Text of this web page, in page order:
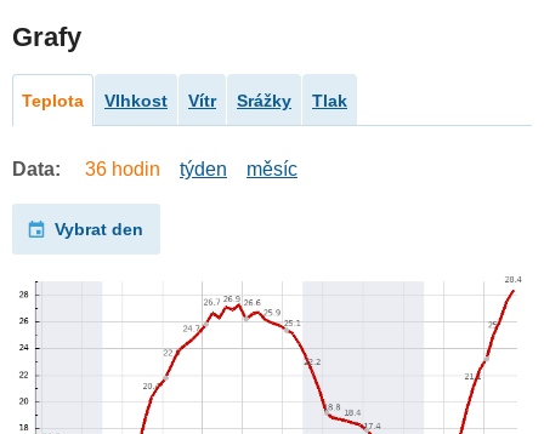
Grafy
Teplota Vlhkost Vítr Srážky Tlak
Data: 36 hodin týden měsíc
Vybrat den